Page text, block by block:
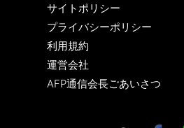
サイトポリシー
プライバシーポリシー
利用規約
運営会社
AFP通信会長ごあいさつ